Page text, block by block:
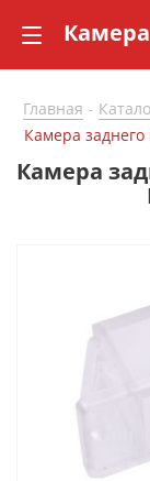
Главная -
Камера
Камера